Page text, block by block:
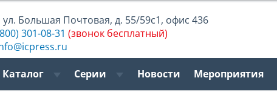
ул. Большая Почтовая, д. 55/59с1, офис 436
301-08-31 (звонок бесплатный)
Каталог Серии Новости Мероприятия